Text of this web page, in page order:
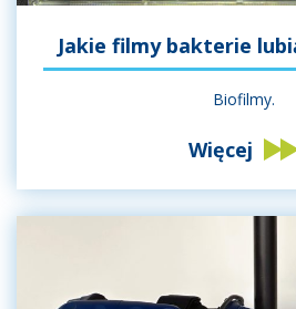
Jakie filmy bakterie
Biofilmy.
Więcej